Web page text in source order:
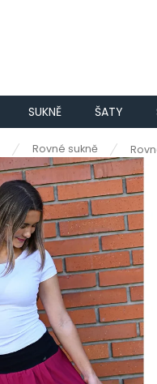
SUKNĚ ŠATY
Rovné sukně